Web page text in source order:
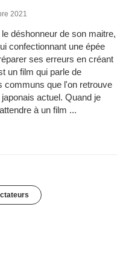
2021
déshonneur de son maitre,
confectionnant une épée
ses erreurs en créant
un film qui parle de
communs que l'on retrouve
actuel. Quand je
à un film ...